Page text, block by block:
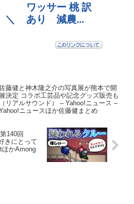
藤健と神木隆之介の写真展が熊本で開
決定 コラボ工芸品や記念グッズ販売も
（リアルサウンド） – Yahoo!ニュース –
ニュースほか佐藤健まとめ
140回
きにとって
ほかAmong